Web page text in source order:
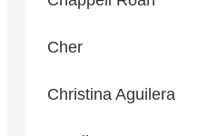
Cher
Christina Aguilera